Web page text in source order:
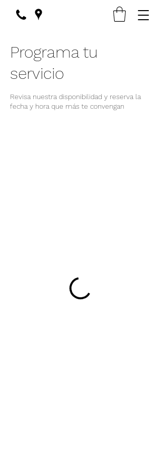
Programa tu
servicio
Revisa nuestra disponibilidad y reserva la
fecha y hora que más te convengan